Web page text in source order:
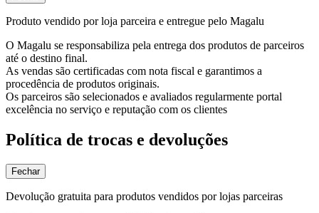
Produto vendido por loja parceira e entregue pelo Magalu
O Magalu se responsabiliza pela entrega dos produtos de parceiros
até o destino final.
As vendas são certificadas com nota fiscal e garantimos a
procedência de produtos originais.
Os parceiros são selecionados e avaliados regularmente portal
excelência no serviço e reputação com os clientes
Política de trocas e devoluções
Fechar
Devolução gratuita para produtos vendidos por lojas parceiras